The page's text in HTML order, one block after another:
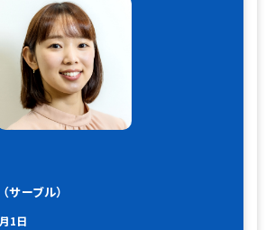
サーブル）
1日